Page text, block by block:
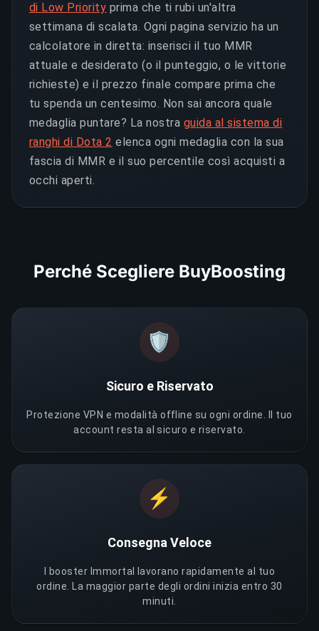
di Low Priority prima che ti rubi un'altra
settimana di scalata. Ogni pagina servizio ha un
calcolatore in diretta: inserisci il tuo MMR
attuale e desiderato (o il punteggio, o le vittorie
richieste) e il prezzo finale compare prima che
tu spenda un centesimo. Non sai ancora quale
medaglia puntare? La nostra guida al sistema di
ranghi di Dota 2 elenca ogni medaglia con la sua
fascia di MMR e il suo percentile così acquisti a
occhi aperti.
Perché Scegliere BuyBoosting
🛡️
Sicuro e Riservato
Protezione VPN e modalità offline su ogni ordine. Il tuo
account resta al sicuro e riservato.
⚡
Consegna Veloce
I booster Immortal lavorano rapidamente al tuo
ordine. La maggior parte degli ordini inizia entro 30
minuti.